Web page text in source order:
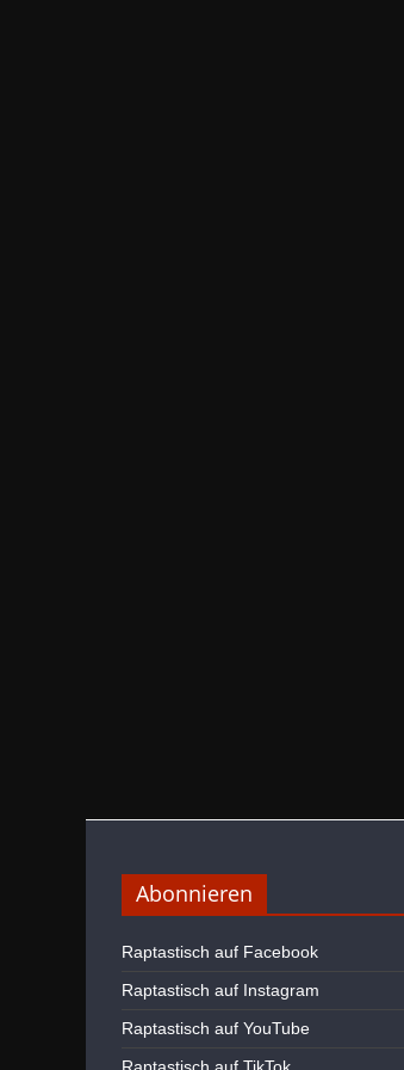
Abonnieren
Raptastisch auf Facebook
Raptastisch auf Instagram
Raptastisch auf YouTube